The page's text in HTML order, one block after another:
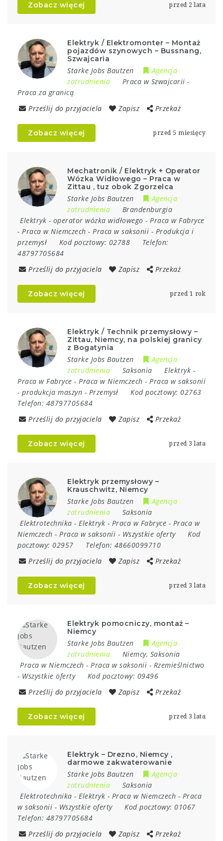
Zobacz więcej przed 2 lata
Elektryk / Elektromonter – Montaż
pojazdów szynowych – Bussnang,
Szwajcaria
Starke Jobs Bautzen
Agencja
zatrudnienia
Praca w Szwajcarii -
Praca za granicą
Prześlij do przyjaciela
Zapisz Przekaż
Zobacz więcej przed 5 miesięcy
Mechatronik / Elektryk + Operator
Wózka Widłowego – Praca w
Zittau , tuz obok Zgorzelca
Starke Jobs Bautzen
Agencja
zatrudnienia
Brandenburgia
Elektryk - operator wózka widłowego - Praca w Fabryce
- Praca w Niemczech - Praca w saksonii - Produkcja i
przemysł
Kod pocztowy: 02788
Telefon:
48797705684
Prześlij do przyjaciela
Zapisz Przekaż
Zobacz więcej przed 1 rok
Elektryk / Technik przemysłowy –
Zittau, Niemcy, na polskiej granicy
z Bogatynia
Starke Jobs Bautzen
Agencja
zatrudnienia
Saksonia Elektryk -
Praca w Fabryce - Praca w Niemczech - Praca w saksonii
- produkcja maszyn - Przemysł Kod pocztowy: 02763
Telefon: 48797705684
Prześlij do przyjaciela
Zapisz Przekaż
Zobacz więcej przed 3 lata
Elektryk przemysłowy –
Krauschwitz, Niemcy
Starke Jobs Bautzen
Agencja
zatrudnienia
Saksonia
Elektrotechnika - Elektryk - Praca w Fabryce - Praca w
Niemczech - Praca w saksonii - Wszystkie oferty
Kod
pocztowy: 02957 Telefon: 48660099710
Prześlij do przyjaciela
Zapisz Przekaż
Zobacz więcej przed 3 lata
Elektryk pomocniczy, montaż –
Niemcy
Starke Jobs Bautzen
Agencja
zatrudnienia
Niemcy, Saksonia
Praca w Niemczech - Praca w saksonii - Rzemieślnictwo
- Wszystkie oferty Kod pocztowy: 09496
Prześlij do przyjaciela
Zapisz Przekaż
Zobacz więcej przed 3 lata
Elektryk – Drezno, Niemcy ,
darmowe zakwaterowanie
Starke Jobs Bautzen
Agencja
zatrudnienia
Saksonia
Elektrotechnika - Elektryk - Praca w Niemczech - Praca
w saksonii - Wszystkie oferty Kod pocztowy: 01067
Telefon: 48797705684
Prześlij do przyjaciela
Zapisz Przekaż